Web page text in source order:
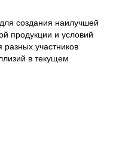
создания наилучшей
продукции и условий
участников
в текущем